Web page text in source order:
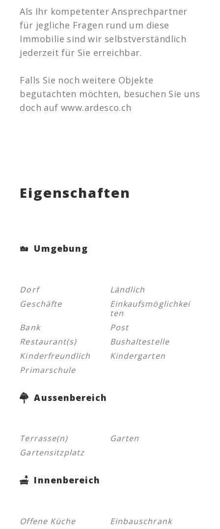
Als Ihr kompetenter Ansprechpartner
für jegliche Fragen rund um diese
Immobilie sind wir selbstverständlich
jederzeit für Sie erreichbar.
Falls Sie noch weitere Objekte
begutachten möchten, besuchen Sie uns
doch auf www.ardesco.ch
Eigenschaften
Umgebung
Dorf
Ländlich
Geschäfte
Einkaufsmöglichkei
ten
Bank
Post
Restaurant(s)
Bushaltestelle
Kinderfreundlich
Kindergarten
Primarschule
Aussenbereich
Terrasse(n)
Garten
Gartensitzplatz
Innenbereich
Offene Küche
Einbauschrank